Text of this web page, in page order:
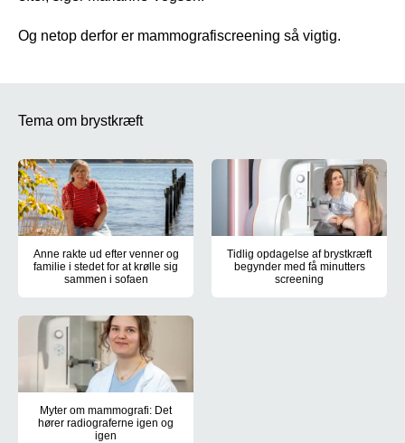
Og netop derfor er mammografiscreening så vigtig.
Tema om brystkræft
Anne rakte ud efter venner og
familie i stedet for at krølle sig
sammen i sofaen
Tidlig opdagelse af brystkræft
begynder med få minutters
screening
Myter om mammografi: Det
hører radiograferne igen og
igen